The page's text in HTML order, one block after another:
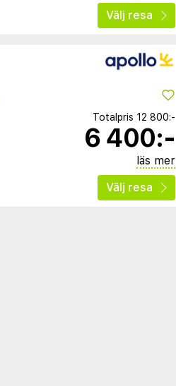
Välj resa
Totalpris 12 800:-
6 400:-
läs mer
Välj resa